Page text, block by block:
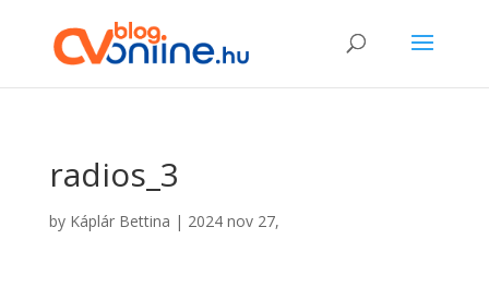
radios_3
by Káplár Bettina | 2024 nov 27,